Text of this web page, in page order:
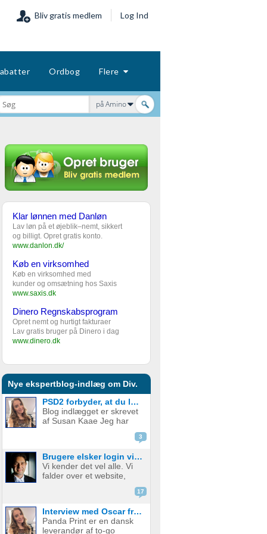
Bliv gratis medlem Log Ind
Ordbog Flere
på Amino
Klar lønnen med Danløn
Lav løn på et øjeblik–nemt, sikkert
og billigt. Opret gratis konto.
www.danlon.dk/
Køb en virksomhed
Køb en virksomhed med
kunder og omsætning hos Saxis
www.saxis.dk
Dinero Regnskabsprogram
Opret nemt og hurtigt fakturaer
Lav gratis bruger på Dinero i dag
www.dinero.dk
Nye ekspertblog-indlæg om Div.
PSD2 forbyder, at du lægger kortgebyret ud til dine kunder fra 1. januar 2018
Blog indlægget er skrevet
af Susan Kaae Jeg har
arbejdet med eCommerce
siden 2000 og med online
stillinger med titler som
Chief Product
Officer/CPO, Sales
3
Brugere elsker login via sociale medier
Vi kender det vel alle. Vi
falder over et website,
ved at være der, lige ved
at have gennemført
17
Interview med Oscar fra Panda Print
Panda Print er en dansk
leverandør af to-go